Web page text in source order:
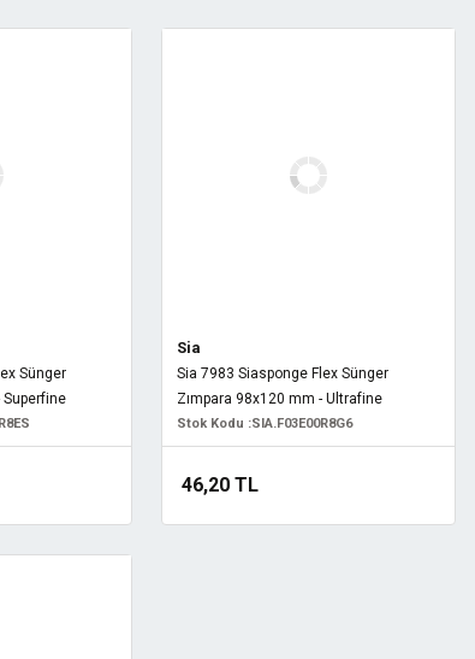
Sünger
Superfine
Sia
Sia 7983 Siasponge Flex Sünger
Zımpara 98x120 mm - Ultrafine
Stok Kodu :SIA.F03E00R8G6
46,20 TL